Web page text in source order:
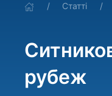
Статті
рубеж